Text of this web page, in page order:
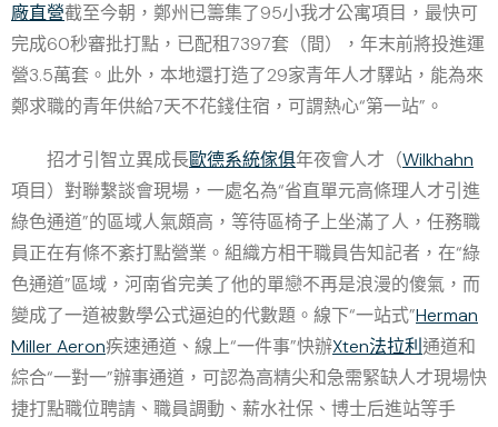
廠直營截至今朝，鄭州已籌集了95小我才公寓項目，最快可
完成60秒審批打點，已配租7397套（間），年末前將投進運
營3.5萬套。此外，本地還打造了29家青年人才驛站，能為來
鄭求職的青年供給7天不花錢住宿，可謂熱心“第一站”。
招才引智立異成長歐德系統傢俱年夜會人才（Wilkhahn
項目）對聯繫談會現場，一處名為“省直單元高條理人才引進
綠色通道”的區域人氣頗高，等待區椅子上坐滿了人，任務職
員正在有條不紊打點營業。組織方相干職員告知記者，在“綠
色通道”區域，河南省完美了他的單戀不再是浪漫的傻氣，而
變成了一道被數學公式逼迫的代數題。線下“一站式”Herman
Miller Aeron疾速通道、線上“一件事”快辦Xten法拉利 通道和
綜合“一對一”辦事通道，可認為高精尖和急需緊缺人才現場快
捷打點職位聘請、職員調動、薪水社保、博士后進站等手